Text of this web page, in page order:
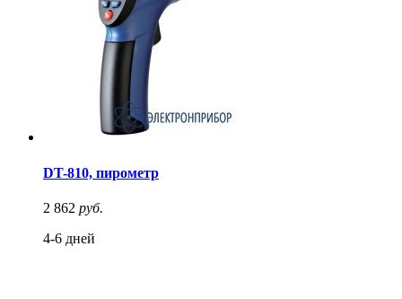
DT-810, пирометр
2 862 руб.
4-6 дней